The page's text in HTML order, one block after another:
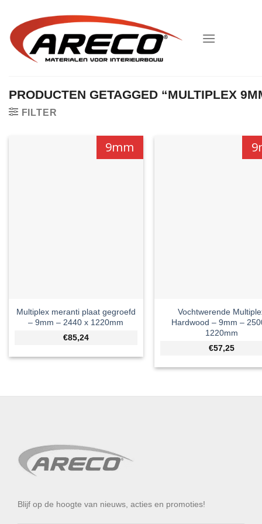
inhoud
PRODUCTEN GETAGGED “MULTIPLEX
FILTER
9mm
Multiplex meranti plaat gegroefd
– 9mm – 2440 x 1220mm
€85,24
Vochtwerende
Hardwood – 9mm –
1220mm
€57,25
Blijf op de hoogte van nieuws, acties en promoties!